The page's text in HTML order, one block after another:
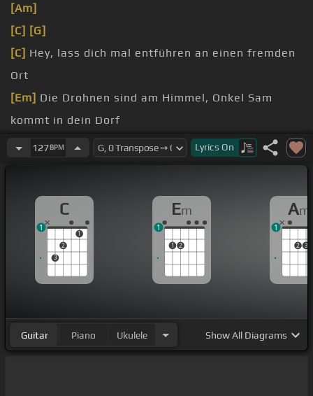
[Am]
[C] [G]
[C] Hey, lass dich mal entführen an einen fremden
Ort
[Em] Die Drohnen sind am Himmel, Onkel Sam
kommt in dein Dorf
[Am]Sie bringen mich an einen Ort, der sehr
Schlafentzug
[Am]Tagebuch
127BPM Lyrics On
C
3
2
1
1
Em
1 2
1
Am
2 3
1
Guitar Piano Ukulele ShowAll Diagrams